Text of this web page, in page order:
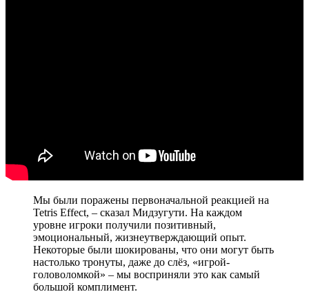
Мы были поражены первоначальной реакцией на
Tetris Effect, – сказал Мидзугути. На каждом
уровне игроки получили позитивный,
эмоциональный, жизнеутверждающий опыт.
Некоторые были шокированы, что они могут быть
настолько тронуты, даже до слёз, «игрой-
головоломкой» – мы восприняли это как самый
большой комплимент.